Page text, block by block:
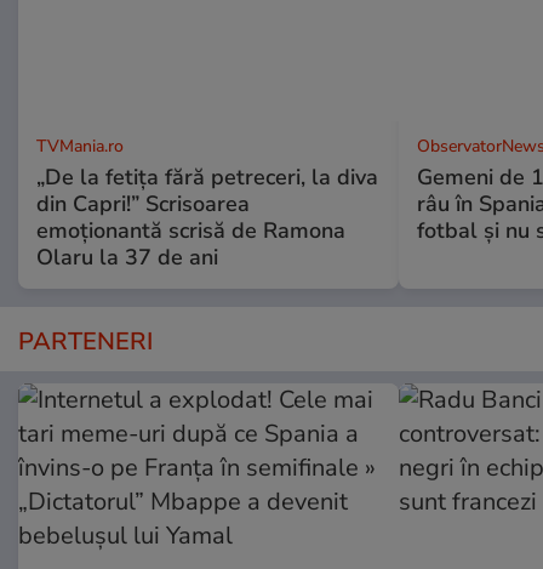
TVMania.ro
„De la fetița fără petreceri, la diva
din Capri!” Scrisoarea
emoționantă scrisă de Ramona
Olaru la 37 de ani
Gemeni de
râu în
fotbal şi nu
PARTENERI